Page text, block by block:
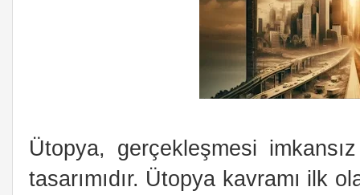
Ütopya, gerçekleşmesi
tasarımıdır. Ütopya kavramı ilk